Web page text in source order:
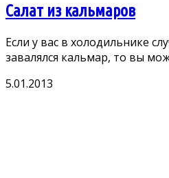
Салат из кальмаров
Если у вас в холодильнике
завалялся кальмар, то вы
5.01.2013